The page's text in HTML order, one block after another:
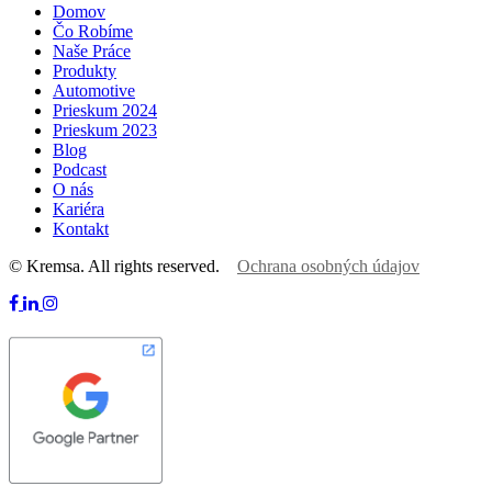
Domov
Čo Robíme
Naše Práce
Produkty
Automotive
Prieskum 2024
Prieskum 2023
Blog
Podcast
O nás
Kariéra
Kontakt
© Kremsa. All rights reserved. Ochrana osobných údajov